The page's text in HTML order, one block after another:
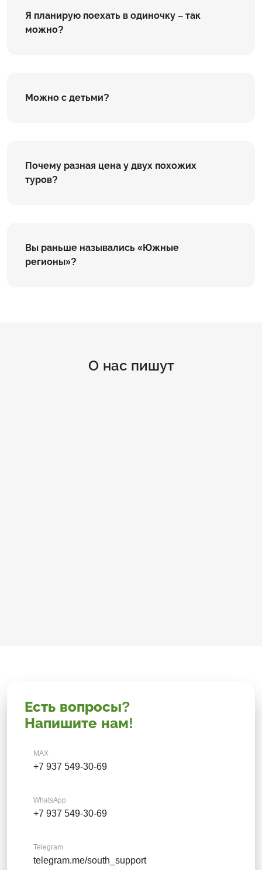
Я планирую поехать в одиночку – так
можно?
Можно с детьми?
Почему разная цена у двух похожих
туров?
Вы раньше назывались «Южные
регионы»?
О нас пишут
Есть вопросы?
Напишите нам!
MAX
+7 937 549-30-69
WhatsApp
+7 937 549-30-69
Telegram
telegram.me/south_support